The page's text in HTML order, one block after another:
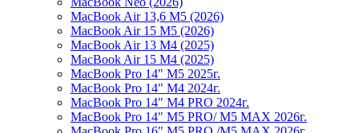
MacBook Air 13,6 M5 (2026)
MacBook Air 15 M5 (2026)
MacBook Air 13 M4 (2025)
MacBook Air 15 M4 (2025)
MacBook Pro 14" M5 2025г.
MacBook Pro 14" M4 2024г.
MacBook Pro 14" M4 PRO 2024г.
MacBook Pro 14" M5 PRO/ M5 MAX 2026г.